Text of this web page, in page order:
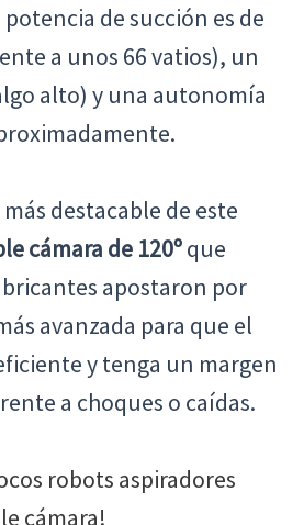
de succión es de
a unos 66 vatios), un
alto) y una autonomía
destacable de este
cámara de 120ºque
apostaron por
avanzada para que el
y tenga un margen
a choques o caídas.
robots aspiradores
cámara!